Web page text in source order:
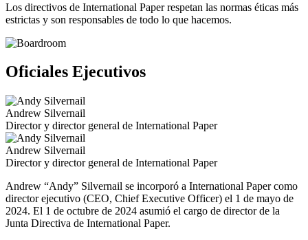
Los directivos de International Paper respetan las normas éticas más
estrictas y son responsables de todo lo que hacemos.
Oficiales Ejecutivos
Andrew Silvernail
Director y director general de International Paper
Andrew Silvernail
Director y director general de International Paper
Andrew “Andy” Silvernail se incorporó a International Paper como
director ejecutivo (CEO, Chief Executive Officer) el 1 de mayo de
2024. El 1 de octubre de 2024 asumió el cargo de director de la
Junta Directiva de International Paper.